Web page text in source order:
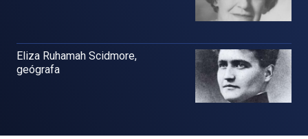
Eliza Ruhamah Scidmore,
geógrafa